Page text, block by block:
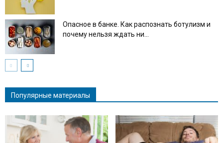
Опасное в банке. Как распознать ботулизм и
почему нельзя ждать ни...
Популярные материалы